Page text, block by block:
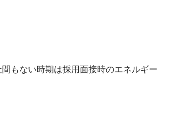
もない時期は採用面接時のエネルギー